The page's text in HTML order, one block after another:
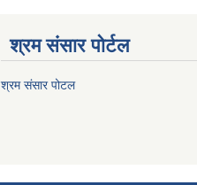
श्रम संसार पोर्टल
श्रम संसार पोटल